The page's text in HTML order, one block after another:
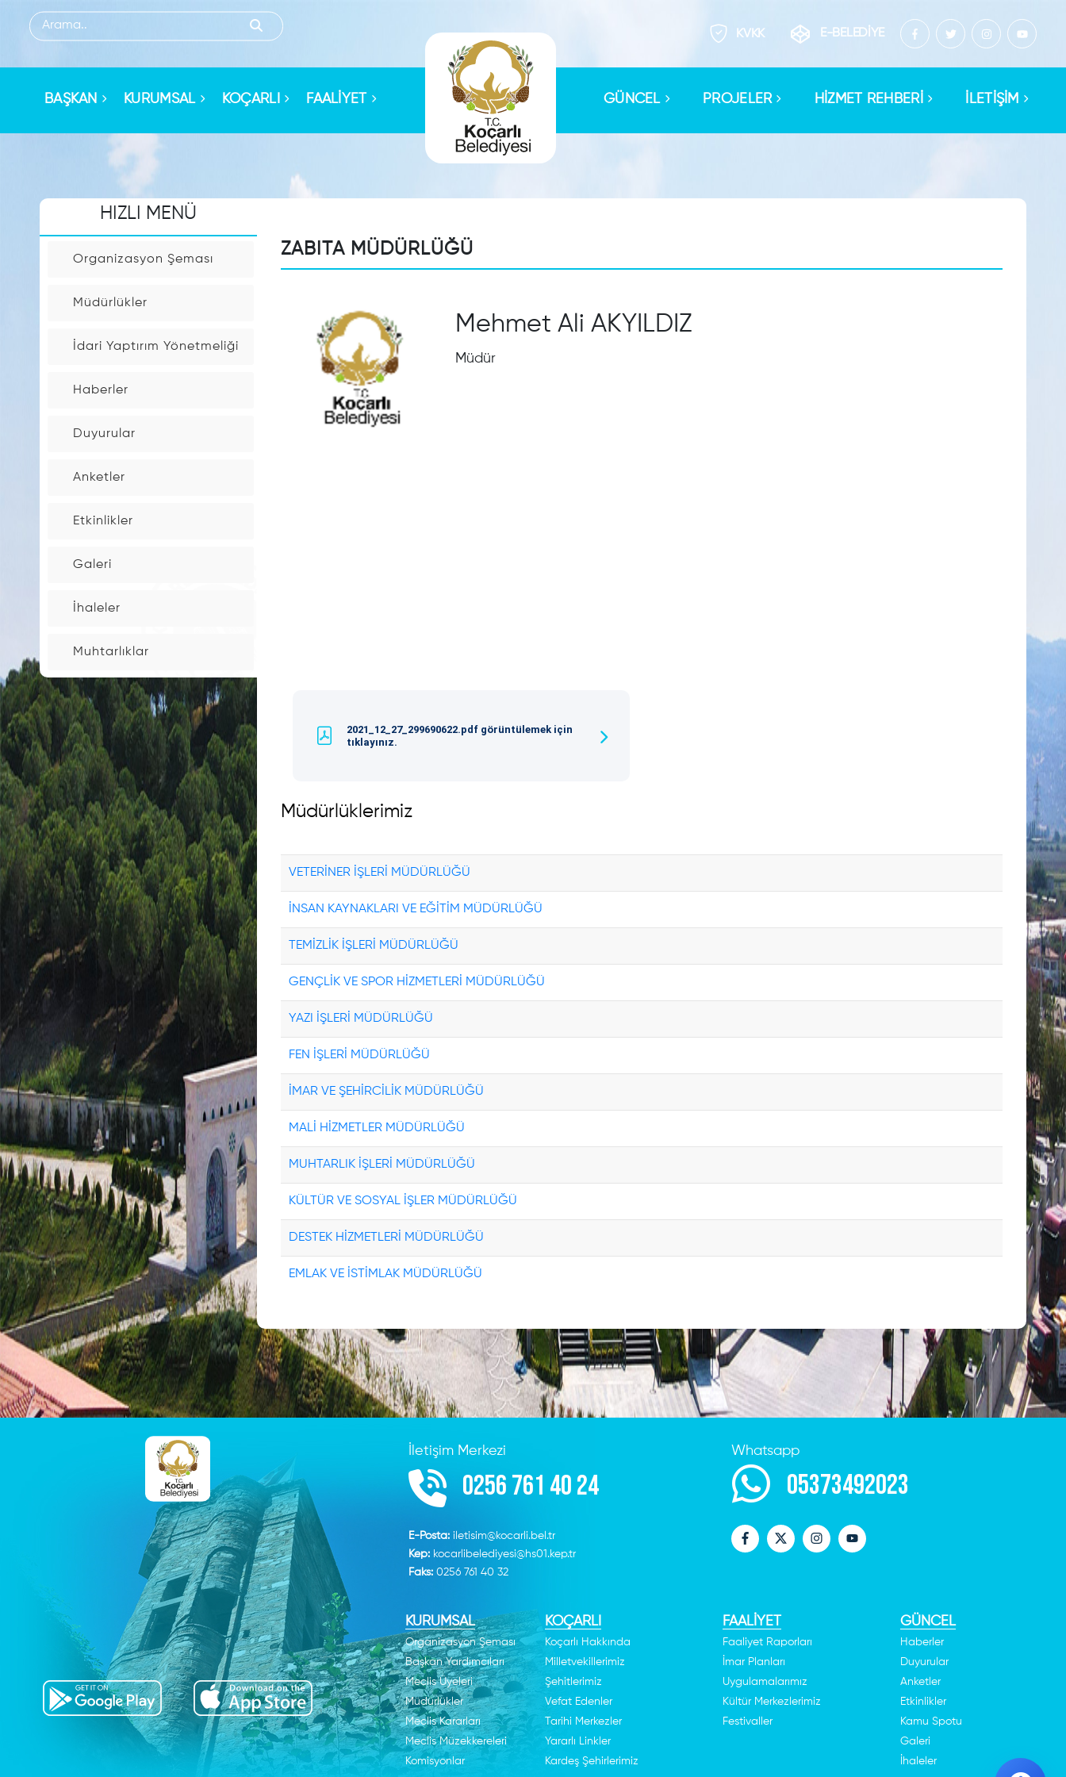
KVKK E-BELEDİYE
MENU
Elektronik
Belge
Takip
Dilekçe
Takip
Online
Vezne
Hızlı
Borçlar
E-
Belediye
E-
Belediye
Giriş
Yeni
Üyelik
Resmi
Evrak
Doğrulama
BAŞKAN KURUMSAL KOÇARLI FAALİYET GÜNCEL PROJELER HİZMET REHBERİ İLETİŞİM
HIZLI MENÜ
Organizasyon Şeması
Müdürlükler
İdari Yaptırım Yönetmeliği
Haberler
Duyurular
Anketler
Etkinlikler
Galeri
İhaleler
Muhtarlıklar
ZABITA MÜDÜRLÜĞÜ
Mehmet Ali AKYILDIZ
Müdür
2021_12_27_299690622.pdf görüntülemek için
tıklayınız.
Müdürlüklerimiz
VETERİNER İŞLERİ MÜDÜRLÜĞÜ
İNSAN KAYNAKLARI VE EĞİTİM MÜDÜRLÜĞÜ
TEMİZLİK İŞLERİ MÜDÜRLÜĞÜ
GENÇLİK VE SPOR HİZMETLERİ MÜDÜRLÜĞÜ
YAZI İŞLERİ MÜDÜRLÜĞÜ
FEN İŞLERİ MÜDÜRLÜĞÜ
İMAR VE ŞEHİRCİLİK MÜDÜRLÜĞÜ
MALİ HİZMETLER MÜDÜRLÜĞÜ
MUHTARLIK İŞLERİ MÜDÜRLÜĞÜ
KÜLTÜR VE SOSYAL İŞLER MÜDÜRLÜĞÜ
DESTEK HİZMETLERİ MÜDÜRLÜĞÜ
EMLAK VE İSTİMLAK MÜDÜRLÜĞÜ
İletişim Merkezi
0256 761 40 24
E-Posta:iletisim@kocarli.bel.tr
Kep: kocarlibelediyesi@hs01.kep.tr
Faks:0256 761 40 32
Whatsapp
05373492023
KURUMSAL
Organizasyon Şeması
Başkan Yardımcıları
Meclis Üyeleri
Müdürlükler
Meclis Kararları
Meclis Müzekkereleri
Komisyonlar
KOÇARLI
Koçarlı Hakkında
Milletvekillerimiz
Şehitlerimiz
Vefat Edenler
Tarihi Merkezler
Yararlı Linkler
Kardeş Şehirlerimiz
FAALİYET
Faaliyet Raporları
İmar Planları
Uygulamalarımız
Kültür Merkezlerimiz
Festivaller
GÜNCEL
Haberler
Duyurular
Anketler
Etkinlikler
Kamu Spotu
Galeri
İhaleler